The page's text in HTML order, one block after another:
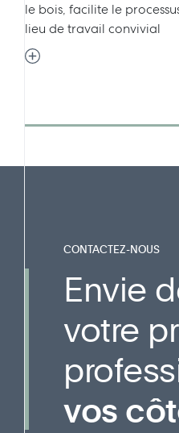
le bois, facilite le
lieu de travail convivial
CONTACTEZ-NOUS
Envie
votre
vos